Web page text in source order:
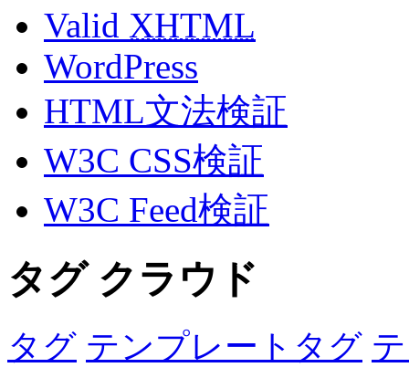
Valid XHTML
WordPress
HTML文法検証
W3C CSS検証
W3C Feed検証
タグ クラウド
タグ テンプレートタグ